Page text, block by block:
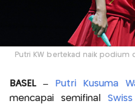
Putri KW bertekad naik podium
BASEL – Putri Kusuma
mencapai semifinal